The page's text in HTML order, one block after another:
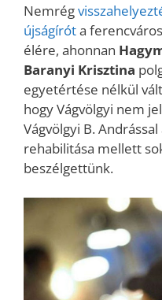
Nemrég
újságíróta
élére, ahonnan
Baranyi Krisztina
egyetértése nélkül
hogy Vágvölgyi nem
Vágvölgyi B.
rehabilitása mellett
beszélgettünk.